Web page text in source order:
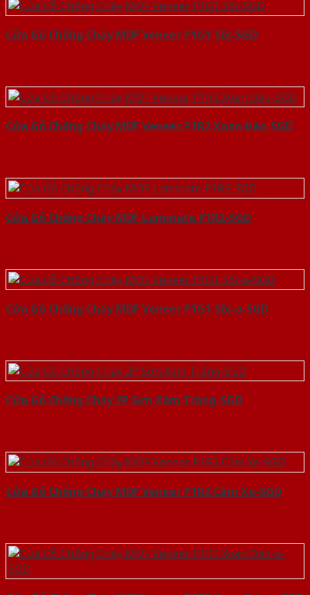
Cửa Gỗ Chống Cháy MDF Veneer P1G1 Sồi-SGD
Cửa Gỗ Chống Cháy MDF Veneer P1R2 Xoan Đào-SGD
Cửa Gỗ Chống Cháy MDF Laminate P1R2-SGD
Cửa Gỗ Chống Cháy MDF Veneer P1G1 Sồi-a-SGD
Cửa Gỗ Chống Cháy 2P Sơn Xám Trắng-SGD
Cửa Gỗ Chống Cháy MDF Veneer P1R2 Căm Xe-SGD